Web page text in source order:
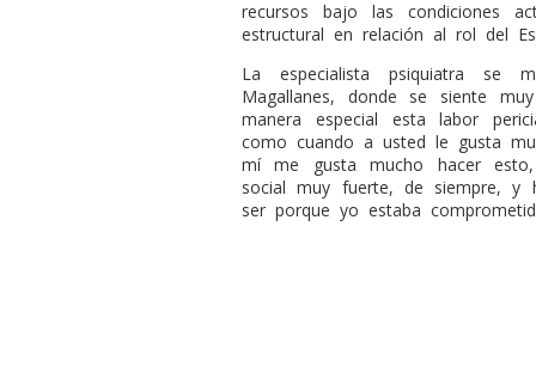
recursos bajo las condiciones
estructural en relación al rol del
La especialista psiquiatra se
Magallanes, donde se siente
manera especial esta labor
como cuando a usted le gusta
mí me gusta mucho hacer
social muy fuerte, de siempre, y
ser porque yo estaba